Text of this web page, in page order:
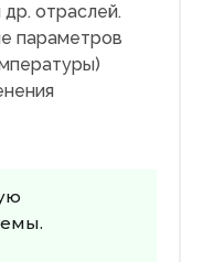
отраслей.
параметров